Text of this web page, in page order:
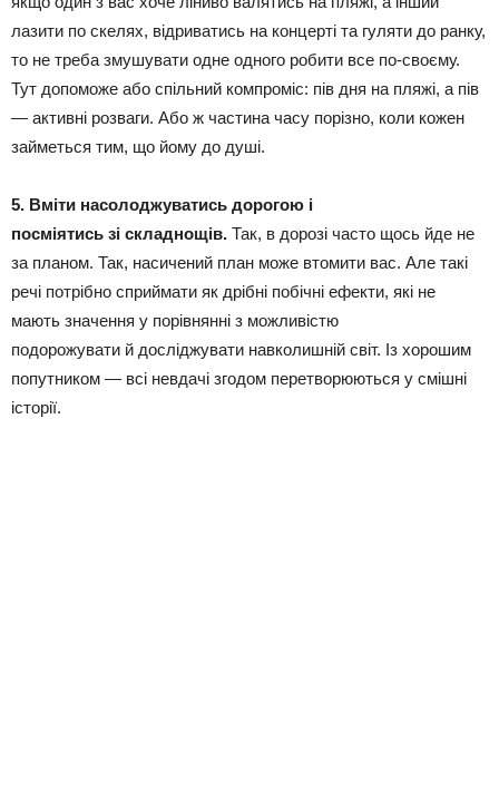
лазити по скелях, відриватись на концерті та гуляти до ранку,
то не треба змушувати одне одного робити все по-своєму.
Тут допоможе або спільний компроміс: пів дня на пляжі, а пів
— активні розваги. Або ж частина часу порізно, коли кожен
займеться тим, що йому до душі.
5. Вміти насолоджуватись дорогою і
посміятись зі складнощів. Так, в дорозі часто щось йде не
за планом. Так, насичений план може втомити вас. Але такі
речі потрібно сприймати як дрібні побічні ефекти, які не
мають значення у порівнянні з можливістю
подорожувати й досліджувати навколишній світ. Із хорошим
попутником — всі невдачі згодом перетворюються у смішні
історії.